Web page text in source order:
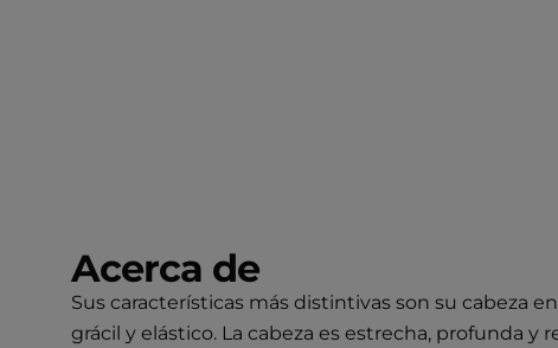
Acerca de
Sus características más distintivas son su cabeza
grácil y elástico. La cabeza es estrecha, profunda